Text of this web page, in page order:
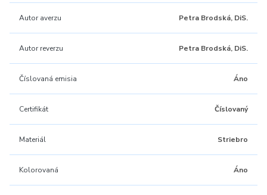
Autor averzu Petra Brodská, DiS.
Autor reverzu Petra Brodská, DiS.
Číslovaná emisia Áno
Certifikát Číslovaný
Materiál Striebro
Kolorovaná Áno